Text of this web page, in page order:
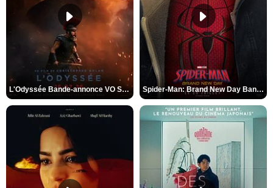
L'Odyssée Bande-annonce VO STFR Spider-Man: Brand New Day Bande-annonce VO STFR